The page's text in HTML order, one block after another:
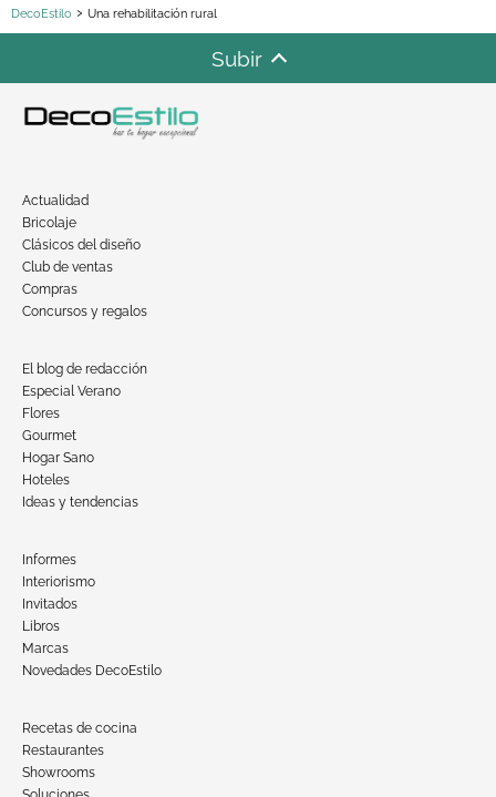
DecoEstilo Una rehabilitación rural
Subir
Actualidad
Bricolaje
Clásicos del diseño
Club de ventas
Compras
Concursos y regalos
El blog de redacción
Especial Verano
Flores
Gourmet
Hogar Sano
Hoteles
Ideas y tendencias
Informes
Interiorismo
Invitados
Libros
Marcas
Novedades DecoEstilo
Recetas de cocina
Restaurantes
Showrooms